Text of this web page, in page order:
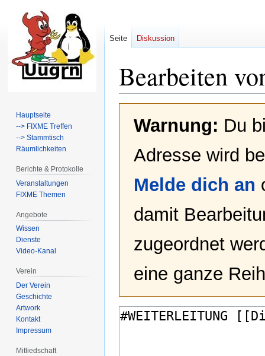
Bearbeiten
Navigation
SucheWarnung: Du
Adresse wird
Melde dich an
damit
zugeordnet
eine ganze
Seite Diskussion
Hauptseite
--> FIXME Treffen
--> Stammtisch
Räumlichkeiten
Berichte & Protokolle
Veranstaltungen
FIXME Themen
Angebote
Wissen
Dienste
Video-Kanal
Verein
Der Verein
Geschichte
Artwork
Kontakt
Impressum
Mitliedschaft